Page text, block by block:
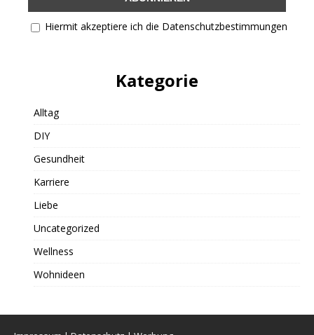
Hiermit akzeptiere ich die Datenschutzbestimmungen
Kategorie
Alltag
DIY
Gesundheit
Karriere
Liebe
Uncategorized
Wellness
Wohnideen